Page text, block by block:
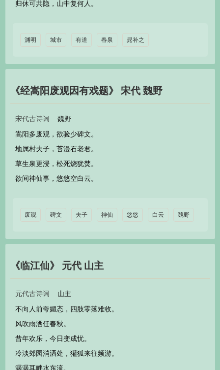
归休可共隐，山中复何人。
渊明 城市 有道 春泉 晁补之
《经嵩阳废观因有戏题》 宋代 魏野
宋代古诗词
魏野
嵩阳多废观，欲验少碑文。
地属村夫子，苔漫石老君。
草生泉更浸，松死烧犹焚。
欲间神仙事，悠悠空白云。
废观 碑文 夫子 神仙 悠悠 白云 魏野
《临江仙》 元代 山主
元代古诗词
山主
不向人前夸媚态，四肢零落难收。
风吹雨洒任春秋。
昔年欢乐，今日变成忧。
冷淡郊园消洒处，獾狐来往频游。
潺潺耳畔水东流。